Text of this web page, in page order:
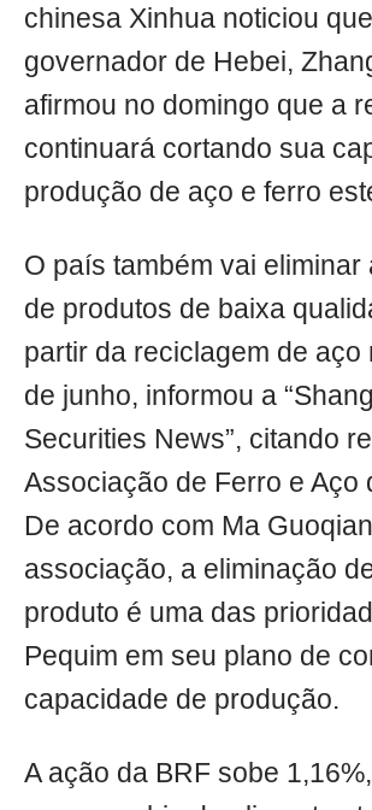
chinesa Xinhua noticiou
governador de Hebei,
afirmou no domingo que a
continuará cortando sua
produção de aço e ferro
O país também vai eliminar
de produtos de baixa
partir da reciclagem de aço
de junho, informou a
Securities News”, citando
Associação de Ferro e Aço
De acordo com Ma
associação, a eliminação
produto é uma das
Pequim em seu plano de
capacidade de produção.
A ação da BRF sobe